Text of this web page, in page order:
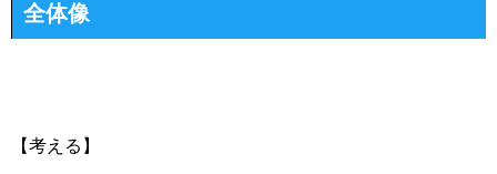
全体像
【考える】